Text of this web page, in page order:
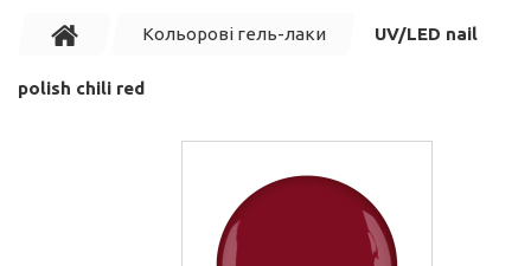
Кольорові гель-лаки UV/LED nail
polish chili red